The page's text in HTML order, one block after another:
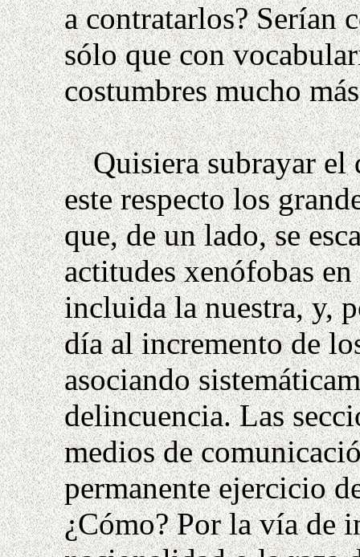
a contratarlos? Serían
sólo que con
costumbres mucho
Quisiera subrayar el
este respecto los
que, de un lado, se
actitudes xenófobas
incluida la nuestra, y,
día al incremento de
asociando
delincuencia. Las
medios de
permanente ejercicio
¿Cómo? Por la vía de